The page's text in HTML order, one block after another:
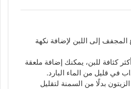
المجفف إلى اللبن لإضافة نكهة
كثافة للبن، يمكنك إضافة ملعقة
في قليل من الماء البارد.
بدلًا من السمنة لتقليل